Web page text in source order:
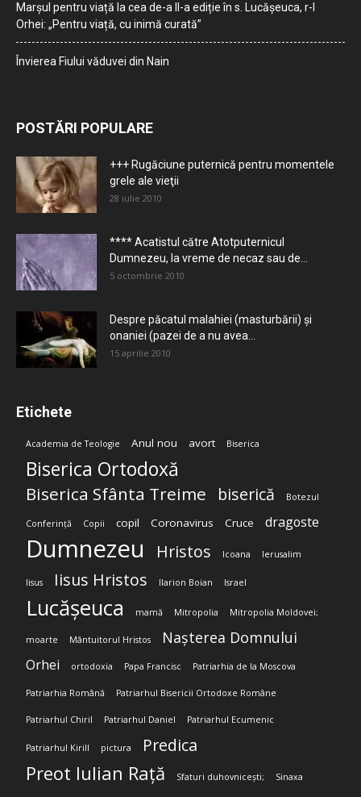
Marșul pentru viață la cea de-a II-a ediție în s. Lucășeuca, r-l
Orhei: „Pentru viață, cu inimă curată”
Învierea Fiului văduvei din Nain
POSTĂRI POPULARE
+++ Rugăciune puternică pentru momentele
grele ale vieţii
28 iulie 2010
**** Acatistul către Atotputernicul
Dumnezeu, la vreme de necaz sau de...
5 octombrie 2010
Despre păcatul malahiei (masturbării) şi
onaniei (pazei de a nu avea...
15 aprilie 2010
Etichete
Academia de Teologie Anul nou avort Biserica
Biserica Ortodoxă
Biserica Sfânta Treime biserică Botezul
Conferință Copii copil Coronavirus Cruce dragoste
Dumnezeu Hristos Icoana Ierusalim
Iisus Iisus Hristos Ilarion Boian Israel
Lucășeuca mamă Mitropolia Mitropolia Moldovei;
moarte Mântuitorul Hristos Nașterea Domnului
Orhei ortodoxia Papa Francisc Patriarhia de la Moscova
Patriarhia Română Patriarhul Bisericii Ortodoxe Române
Patriarhul Chiril Patriarhul Daniel Patriarhul Ecumenic
Patriarhul Kirill pictura Predica
Preot Iulian Rață Sfaturi duhovnicești; Sinaxa